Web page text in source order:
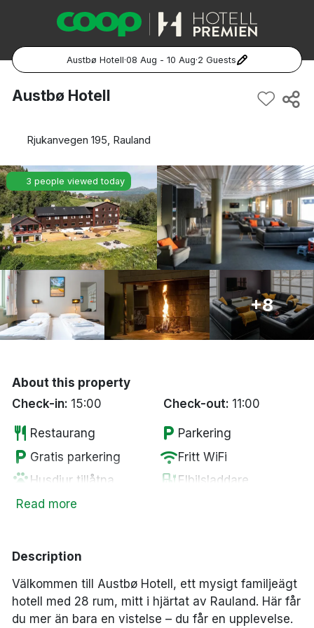
Austbø Hotell·08 Aug - 10 Aug·2 Guests
Popular Destinations:
Göteborg
Malmö
Hela Norge
Oslo
Bergen
Done
Austbø Hotell
Rjukanvegen 195, Rauland
3 people viewed today
+8
About this property
Check-in: 15:00 Check-out: 11:00
restaurant Restaurang local_parking Parkering
local_parking Gratis parkering wifiFritt WiFi
pets Husdjur tillåtna ev_station Elbilsladdare
local_barBar
tvSmart-TV
Read more
Description
Välkommen till Austbø Hotell, ett mysigt familjeägt
hotell med 28 rum, mitt i hjärtat av Rauland. Här får
du mer än bara en vistelse – du får en upplevelse.